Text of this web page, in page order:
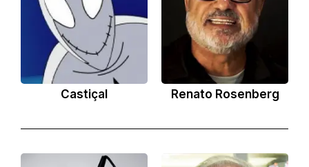
Castiçal Renato Rosenberg